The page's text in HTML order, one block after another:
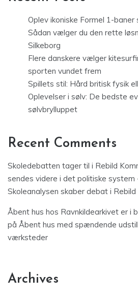
Oplev ikoniske Formel 1-baner
Sådan vælger du den rette
Silkeborg
Flere danskere vælger
sporten vundet frem
Spillets stil: Hård britisk fysik
Oplevelser i sølv: De bedste
sølvbrylluppet
Recent Comments
Skoledebatten tager til i Rebild
sendes videre i det politiske system
Skoleanalysen skaber debat i Rebild
Åbent hus hos Ravnkildearkivet er i
på Åbent hus med spændende
værksteder
Archives